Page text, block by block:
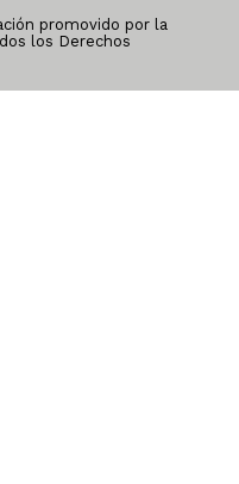
promovido por la
los Derechos